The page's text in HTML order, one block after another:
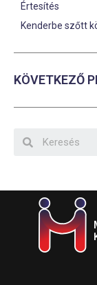
Értesítés
Kenderbe szőtt
KÖVETKEZŐ